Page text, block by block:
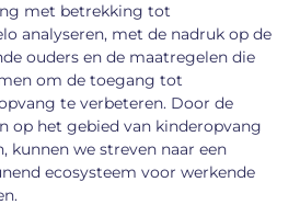
met betrekking tot
analyseren, met de nadruk op de
ouders en de maatregelen die
om de toegang tot
te verbeteren. Door de
op het gebied van kinderopvang
kunnen we streven naar een
ecosysteem voor werkende